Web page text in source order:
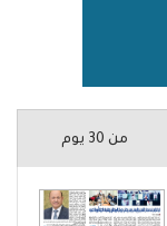
من 30 يوم